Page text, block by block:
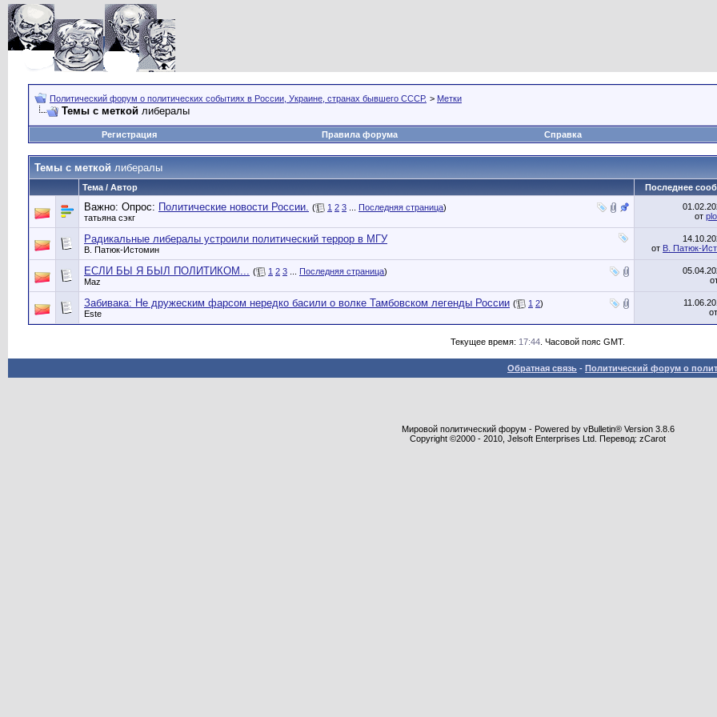
Политический форум о политических событиях в России, Украине, странах бывшего СССР. > Метки
Темы с меткой либералы
Регистрация Правила форума Справка
Темы с меткой либералы
Тема / Автор Последнее
Важно: Опрос: Политические новости России. ( 1 2 3 Последняя страница)
татьяна сэкг
от
Радикальные либералы устроили политический террор в МГУ
В. Патюк-Истомин
от В. Патюк-
ЕСЛИ БЫ Я БЫЛ ПОЛИТИКОМ... ( 1 2 3 Последняя страница)
Maz
Забивака: Не дружеским фарсом нередко басили о волке Тамбовском легенды России ( 1 2)
Este
от
Текущее время: 17:44 . Часовой пояс GMT.
Обратная связь - Политический форум о
Мировой политический форум - Powered by vBulletin® Version 3.8.6
Copyright ©2000 - 2010, Jelsoft Enterprises Ltd. Перевод: zCarot